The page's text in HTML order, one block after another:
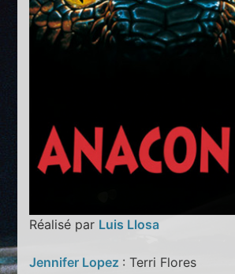
Réalisé par Luis Llosa
Jennifer Lopez : Terri Flores